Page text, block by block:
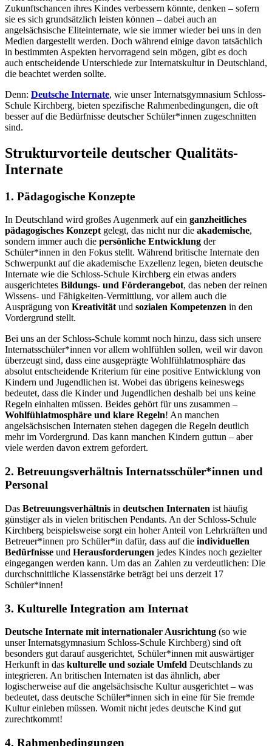
Zukunftschancen ihres Kindes verbessern könnte, denken – sofern
sie es sich grundsätzlich leisten können – dabei auch an
angelsächsische Eliteinternate, wie sie immer wieder bei uns in den
Medien dargestellt werden. Doch während einige davon tatsächlich
in bestimmten Aspekten hervorragend sein mögen, gibt es doch
auch entscheidende Unterschiede zur Internatskultur in Deutschland,
die beachtet werden sollte.
Denn: Deutsche Internate, wie unser Internatsgymnasium Schloss-
Schule Kirchberg, bieten spezifische Rahmenbedingungen, die oft
besser auf die Bedürfnisse deutscher Schüler*innen zugeschnitten
sind.
Strukturvorteile deutscher Qualitäts-
Internate
1. Pädagogische Konzepte
In Deutschland wird großes Augenmerk auf ein ganzheitliches
pädagogisches Konzeptgelegt, das nicht nur die akademische,
sondern immer auch die persönliche Entwicklung der
Schüler*innen in den Fokus stellt. Während britische Internate den
Schwerpunkt auf die akademische Exzellenz legen, bieten deutsche
Internate wie die Schloss-Schule Kirchberg ein etwas anders
ausgerichtetes Bildungs- und Förderangebot, das neben der reinen
Wissens- und Fähigkeiten-Vermittlung, vor allem auch die
Ausprägung von Kreativitätund sozialen Kompetenzen in den
Vordergrund stellt.
Bei uns an der Schloss-Schule kommt noch hinzu, dass sich unsere
Internatsschüler*innen vor allem wohlfühlen sollen, weil wir davon
überzeugt sind, dass eine ausgeprägte Wohlfühlatmosphäre das
absolut entscheidende Kriterium für eine positive Entwicklung von
Kindern und Jugendlichen ist. Wobei das übrigens keineswegs
bedeutet, dass die Kinder und Jugendlichen deshalb bei uns keine
Regeln einhalten müssen. Beides gehört für uns zusammen –
Wohlfühlatmosphäre und klare Regeln! An manchen
angelsächsischen Internaten stehen dagegen die Regeln deutlich
mehr im Vordergrund. Das kann manchen Kindern guttun – aber
viele werden davon extrem gefordert.
2. Betreuungsverhältnis Internatsschüler*innen und
Personal
Das Betreuungsverhältnis in deutschen Internaten ist häufig
günstiger als in vielen britischen Pendants. An der Schloss-Schule
Kirchberg beispielsweise sorgt ein hoher Anteil von Lehrkräften und
Betreuer*innen pro Schüler*in dafür, dass auf die individuellen
Bedürfnisse und Herausforderungen jedes Kindes noch gezielter
eingegangen werden kann. Um das an Zahlen zu verdeutlichen: Die
durchschnittliche Klassenstärke beträgt bei uns derzeit 17
Schüler*innen!
3. Kulturelle Integration am Internat
Deutsche Internate mit internationaler Ausrichtung (so wie
unser Internatsgymnasium Schloss-Schule Kirchberg) sind oft
besonders gut darauf ausgerichtet, Schüler*innen mit auswärtiger
Herkunft in das kulturelle und soziale Umfeld Deutschlands zu
integrieren. An britischen Internaten ist das ähnlich, aber
logischerweise auf die angelsächsische Kultur ausgerichtet – was
bedeutet, dass deutsche Schüler*innen sich in eine für Sie fremde
Kultur einleben müssen. Womit nicht jedes deutsche Kind gut
zurechtkommt!
4. Rahmenbedingungen